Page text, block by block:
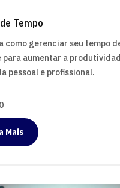
Tempo
como gerenciar seu tempo
para aumentar a
pessoal e profissional.
Mais